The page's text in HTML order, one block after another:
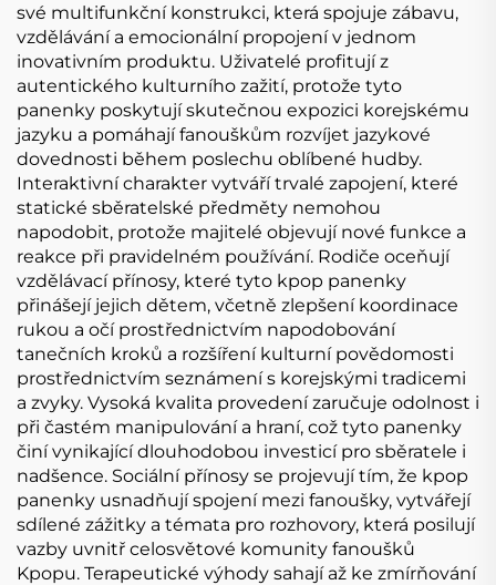
své multifunkční konstrukci, která spojuje zábavu,
vzdělávání a emocionální propojení v jednom
inovativním produktu. Uživatelé profitují z
autentického kulturního zažití, protože tyto
panenky poskytují skutečnou expozici korejskému
jazyku a pomáhají fanouškům rozvíjet jazykové
dovednosti během poslechu oblíbené hudby.
Interaktivní charakter vytváří trvalé zapojení, které
statické sběratelské předměty nemohou
napodobit, protože majitelé objevují nové funkce a
reakce při pravidelném používání. Rodiče oceňují
vzdělávací přínosy, které tyto kpop panenky
přinášejí jejich dětem, včetně zlepšení koordinace
rukou a očí prostřednictvím napodobování
tanečních kroků a rozšíření kulturní povědomosti
prostřednictvím seznámení s korejskými tradicemi
a zvyky. Vysoká kvalita provedení zaručuje odolnost i
při častém manipulování a hraní, což tyto panenky
činí vynikající dlouhodobou investicí pro sběratele i
nadšence. Sociální přínosy se projevují tím, že kpop
panenky usnadňují spojení mezi fanoušky, vytvářejí
sdílené zážitky a témata pro rozhovory, která posilují
vazby uvnitř celosvětové komunity fanoušků
Kpopu. Terapeutické výhody sahají až ke zmírňování